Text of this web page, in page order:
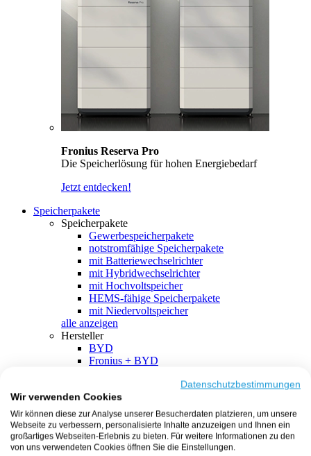
Fronius Reserva Pro
Die Speicherlösung für hohen Energiebedarf
Jetzt entdecken!
Speicherpakete
Speicherpakete
Gewerbespeicherpakete
notstromfähige Speicherpakete
mit Batteriewechselrichter
mit Hybridwechselrichter
mit Hochvoltspeicher
HEMS-fähige Speicherpakete
mit Niedervoltspeicher
alle anzeigen
Hersteller
BYD
Fronius + BYD
SMA + BYD
EcoFlow
EcoFlow + EcoFlow
FENECON
FENECON + FENECON
Datenschutzbestimmungen
Wir verwenden Cookies
Wir können diese zur Analyse unserer Besucherdaten platzieren, um unsere
Webseite zu verbessern, personalisierte Inhalte anzuzeigen und Ihnen ein
großartiges Webseiten-Erlebnis zu bieten. Für weitere Informationen zu den
von uns verwendeten Cookies öffnen Sie die Einstellungen.